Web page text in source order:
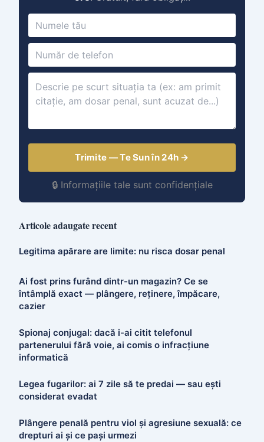
Trimite — Te Sun în 24h →
🔒 Informațiile tale sunt confidențiale
Articole adaugate recent
Legitima apărare are limite: nu risca dosar penal
Ai fost prins furând dintr-un magazin? Ce se
întâmplă exact — plângere, reținere, împăcare,
cazier
Spionaj conjugal: dacă i-ai citit telefonul
partenerului fără voie, ai comis o infracțiune
informatică
Legea fugarilor: ai 7 zile să te predai — sau ești
considerat evadat
Plângere penală pentru viol și agresiune sexuală: ce
drepturi ai și ce pași urmezi